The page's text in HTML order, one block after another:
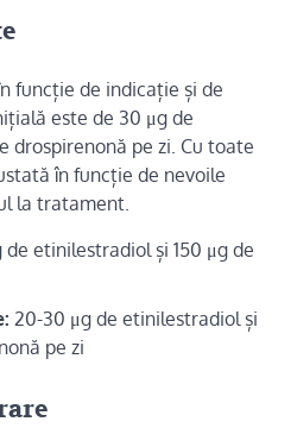
funcție de indicație și de
este de 30 μg de
drospirenonă pe zi. Cu toate
în funcție de nevoile
la tratament.
de etinilestradiol și 150 μg de
20-30 μg de etinilestradiol și
pe zi